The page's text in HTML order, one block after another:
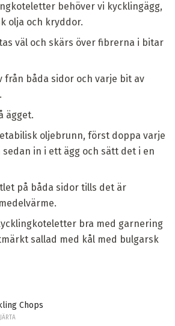
behöver vi kycklingägg,
olja och kryddor.
väl och skärs över fibrerna i bitar
från båda sidor och varje bit av
ägget.
oljebrunn, först doppa varje
in i ett ägg och sätt det i en
på båda sidor tills det är
bra med garnering
sallad med kål med bulgarsk
Chops